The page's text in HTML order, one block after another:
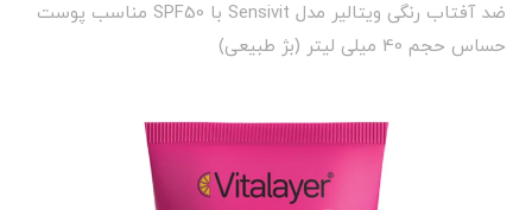
ضد آفتاب رنگی ویتالیر مدل Sensivit با SPF50 مناسب پوست
حساس حجم 40 میلی لیتر (بژ طبیعی)